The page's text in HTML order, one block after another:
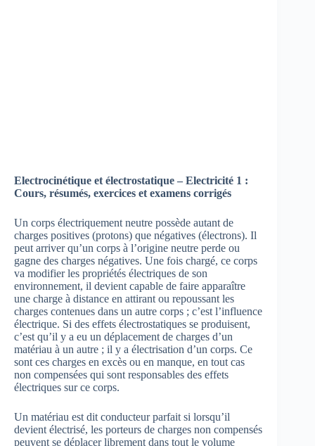
Electrocinétique et électrostatique – Electricité 1 :
Cours, résumés, exercices et examens corrigés
Un corps électriquement neutre possède autant de
charges positives (protons) que négatives (électrons). Il
peut arriver qu’un corps à l’origine neutre perde ou
gagne des charges négatives. Une fois chargé, ce corps
va modifier les propriétés électriques de son
environnement, il devient capable de faire apparaître
une charge à distance en attirant ou repoussant les
charges contenues dans un autre corps ; c’est l’influence
électrique. Si des effets électrostatiques se produisent,
c’est qu’il y a eu un déplacement de charges d’un
matériau à un autre ; il y a électrisation d’un corps. Ce
sont ces charges en excès ou en manque, en tout cas
non compensées qui sont responsables des effets
électriques sur ce corps.
Un matériau est dit conducteur parfait si lorsqu’il
devient électrisé, les porteurs de charges non compensés
peuvent se déplacer librement dans tout le volume